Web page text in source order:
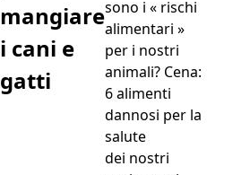
mangiare
i cani e
gatti
sono i « rischi
alimentari »
per i nostri
animali? Cena:
6 alimenti
dannosi per la
salute
dei nostri